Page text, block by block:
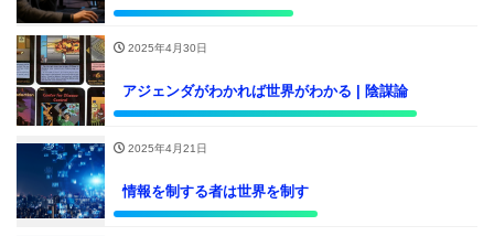
2025年4月30日
アジェンダがわかれば世界がわかる | 陰謀論
2025年4月21日
情報を制する者は世界を制す